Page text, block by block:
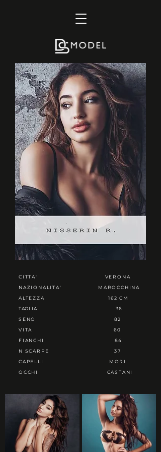
CITTA'
NAZIONALITA'
ALTEZZA
TAGLIA
SENO
VITA
FIANCHI
N SCARPE
CAPELLI
OCCHI
VERONA
MAROCCHINA
162 CM
36
82
60
84
37
MORI
CASTANI